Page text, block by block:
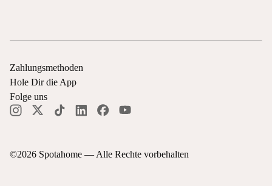
©2026 Spotahome — Alle Rechte vorbehalten
Zahlungsmethoden
Hole Dir die App
Folge uns